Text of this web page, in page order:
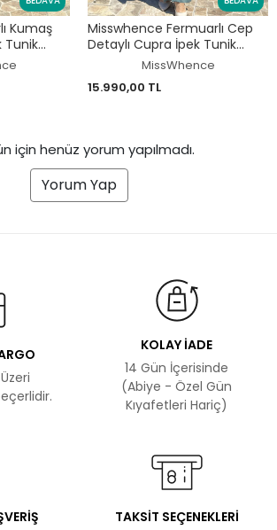
Kumaş
Tunik
Misswhence Fermuarlı Cep
Detaylı Cupra İpek Tunik
Pantolon Takım 39025
MissWhence
15.990,00 TL
için henüz yorum yapılmadı.
Yorum Yap
KOLAY İADE
14 Gün İçerisinde
(Abiye - Özel Gün
Kıyafetleri Hariç)
TAKSİT SEÇENEKLERİ